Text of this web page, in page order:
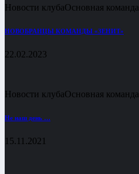
Новости клубаОсновная команда
НОВОБРАНЦЫ КОМАНДЫ «ЗЕНИТ»
22.02.2023
Новости клубаОсновная команда
Не наш день …
15.11.2021